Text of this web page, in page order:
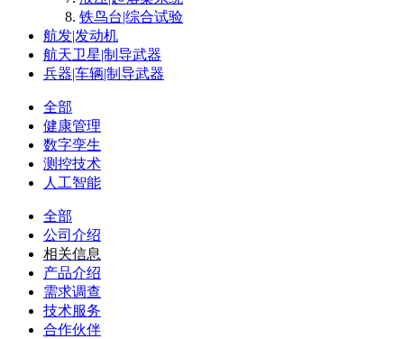
铁鸟台|综合试验
航发|发动机
航天卫星|制导武器
兵器|车辆|制导武器
全部
健康管理
数字孪生
测控技术
人工智能
全部
公司介绍
相关信息
产品介绍
需求调查
技术服务
合作伙伴